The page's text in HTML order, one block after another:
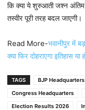
कि क्या ये शुरुआती जश्न अंतिम
तस्वीर पूरी तरह बदल जाएगी।
Read More-भवानीपुर में
क्या फिर दोहराएगा इतिहास
TAGS BJP Headquarters
Congress Headquarters
Election Results 2026